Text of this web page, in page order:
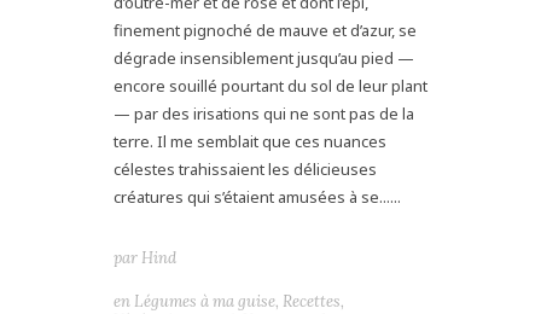
finement pignoché de mauve et d’azur, se
dégrade insensiblement jusqu’au pied —
encore souillé pourtant du sol de leur plant
— par des irisations qui ne sont pas de la
terre. Il me semblait que ces nuances
célestes trahissaient les délicieuses
créatures qui s’étaient amusées à se......
par Hind
en Légumes à ma guise, Recettes,